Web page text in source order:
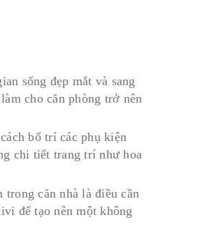
sống đẹp mắt và sang
cho căn phòng trở nên
bố trí các phụ kiện
chi tiết trang trí như hoa
căn nhà là điều cần
để tạo nên một không